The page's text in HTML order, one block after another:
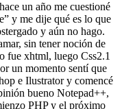
un año me cuestioné
y me dije qué es lo que
y aún no hago.
sin tener noción de
fue xhtml, luego Css2.1
un momento sentí que
e Ilustrator y comencé
bueno Notepad++,
PHP y el próximo